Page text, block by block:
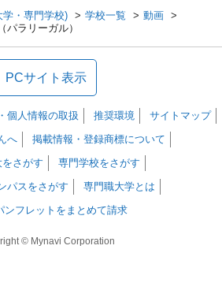
学・専門学校) 学校一覧
動画
パラリーガル）
PCサイト表示
個人情報の取扱 推奨環境
サイトマップ
へ
掲載情報・登録商標について
さがす
専門学校をさがす
パスをさがす
専門職大学とは
ンフレットをまとめて請求
© Mynavi Corporation